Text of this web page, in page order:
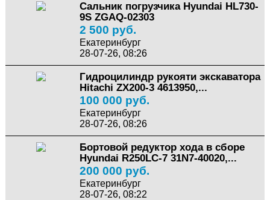
Сальник погрузчика Hyundai HL730-
9S ZGAQ-02303
2 500 руб.
Екатеринбург
28-07-26, 08:26
Гидроцилиндр рукояти экскаватора
Hitachi ZX200-3 4613950,...
100 000 руб.
Екатеринбург
28-07-26, 08:26
Бортовой редуктор хода в сборе
Hyundai R250LC-7 31N7-40020,...
200 000 руб.
Екатеринбург
28-07-26, 08:22